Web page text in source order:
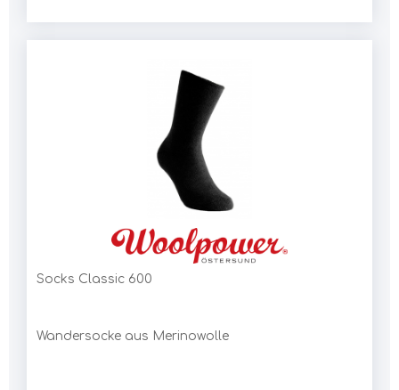
Socks Classic 600
Wandersocke aus Merinowolle